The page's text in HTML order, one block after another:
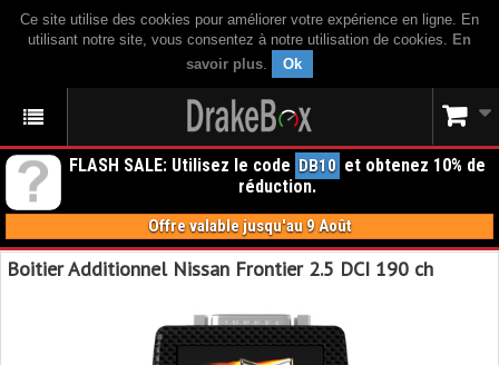
Ce site utilise des cookies pour améliorer votre expérience en ligne. En
utilisant notre site, vous consentez à notre utilisation de cookies. En
savoir plus. Ok
FLASH SALE: Utilisez le code DB10 et obtenez 10% de
réduction.
Offre valable jusqu'au 9 Août
Boitier Additionnel Nissan Frontier 2.5 DCI 190 ch